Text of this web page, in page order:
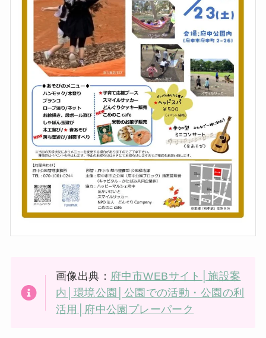
画像出典： 府中市WEBサイト│施設案
内│環境公園│公園での活動・公園の利
活用│府中公園プレーパーク